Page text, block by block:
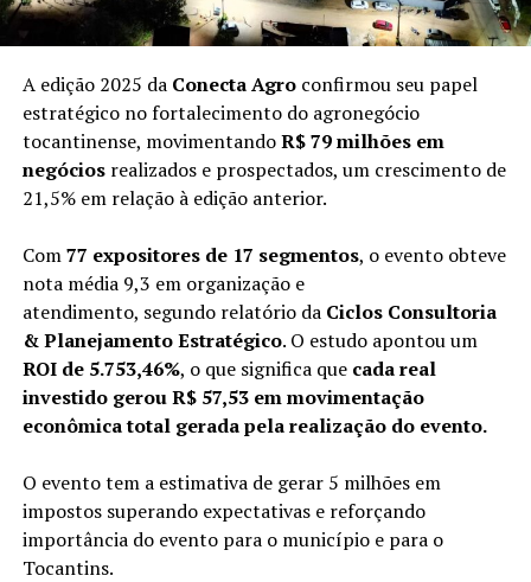
A edição 2025 da Conecta Agroconfirmou seu papel
estratégico no fortalecimento do agronegócio
tocantinense, movimentandoR$ 79 milhões em
negóciosrealizados e prospectados, um crescimento de
21,5% em relação à edição anterior.
Com77 expositores de 17 segmentos, o evento obteve
nota média 9,3 em organização e
atendimento, segundo relatório da Ciclos Consultoria
& Planejamento Estratégico. O estudo apontou um
ROI de 5.753,46%, o que significa que cada real
investido gerou R$ 57,53 em movimentação
econômica total gerada pela realização do evento.
O evento tem a estimativa de gerar 5 milhões em
impostos superando expectativas e reforçando
importância do evento para o município e para o
Tocantins.